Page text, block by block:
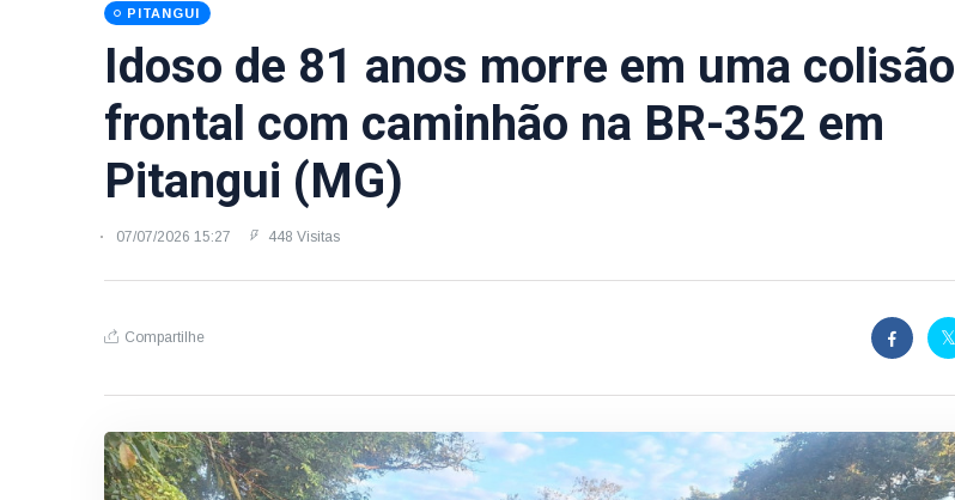
PITANGUI
Idoso de 81 anos morre em uma colisão
frontal com caminhão na BR-352 em
Pitangui (MG)
07/07/2026 15:27 448 Visitas
Compartilhe